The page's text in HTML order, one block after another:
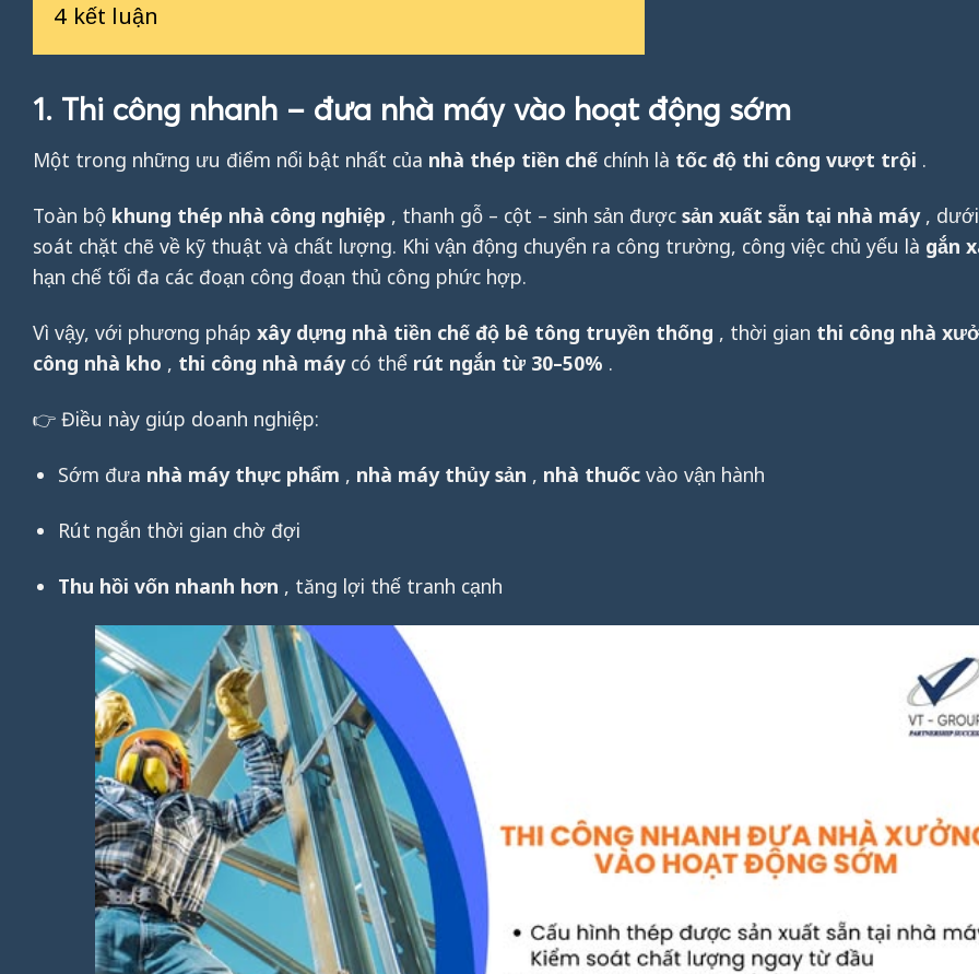
4 kết luận
1. Thi công nhanh – đưa nhà máy vào hoạt động sớm
Một trong những ưu điểm nổi bật nhất của nhà thép tiền chế chính là tốc độ thi công vượt trội .
Toàn bộ khung thép nhà công nghiệp , thanh gỗ – cột – sinh sản được sản xuất sẵn tại nhà máy, dưới
soát chặt chẽ về kỹ thuật và chất lượng. Khi vận động chuyển ra công trường, công việc chủ yếu là gắn
hạn chế tối đa các đoạn công đoạn thủ công phức hợp.
Vì vậy, với phương pháp xây dựng nhà tiền chế độ bê tông truyền thống , thời gian thi công nhà
công nhà kho , thi công nhà máycó thể rút ngắn từ 30–50% .
👉 Điều này giúp doanh nghiệp:
Sớm đưa nhà máy thực phẩm , nhà máy thủy sản , nhà thuốcvào vận hành
Rút ngắn thời gian chờ đợi
Thu hồi vốn nhanh hơn , tăng lợi thế tranh cạnh